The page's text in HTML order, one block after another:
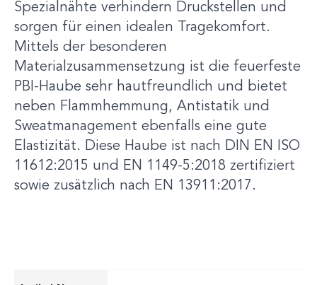
Spezialnähte verhindern Druckstellen und
sorgen für einen idealen Tragekomfort.
Mittels der besonderen
Materialzusammensetzung ist die feuerfeste
PBI-Haube sehr hautfreundlich und bietet
neben Flammhemmung, Antistatik und
Sweatmanagement ebenfalls eine gute
Elastizität. Diese Haube ist nach DIN EN ISO
11612:2015 und EN 1149-5:2018 zertifiziert
sowie zusätzlich nach EN 13911:2017.